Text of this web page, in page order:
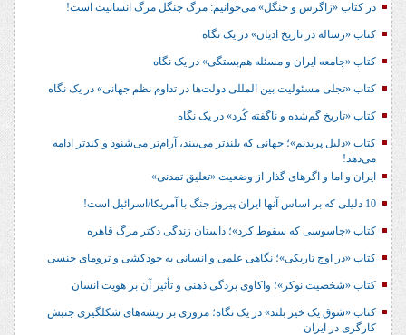
در کتاب «زاگرس و جنگل» می‌خوانیم: مرگ جنگل مرگ انسانیت است!
کتاب «رساله در تاریخ ادیان» در یک نگاه
کتاب «جامعه ایران و مسئله هم‌بستگی» در یک نگاه
کتاب «تجلی مسئولیت بین المللی دولت‌ها در تداوم نظم جهانی» در یک نگاه
کتاب «تاریخ گم‌شده و ناگفته کُرد» در یک نگاه
کتاب «دلیل پریدنم»؛ جهانی که بلندتر می‌بیند، آرام‌تر می‌شنود و کندتر ادامه
می‌دهد!
ایران و اما و اگرهای گذار از وضعیت «تعلیق تمدنی»
10 دلیلی که بر اساس آنها ایران پیروز جنگ با آمریکا/اسرائیل است!
کتاب «جاسوسی که سقوط کرد»؛ داستان زندگی دکتر مرگ قاهره
کتاب «در اوج تاریکی»؛ نگاهی علمی و انسانی به خودکشی و ترومای جنسی
کتاب «شخصیت نوکر»؛ واکاوی بردگی ذهنی و تأثیر آن بر هویت انسان
کتاب «شوق یک خیز بلند» در یک نگاه؛ مروری بر ریشه‌های شکل‎گیری جنبش
کارگری در ایران